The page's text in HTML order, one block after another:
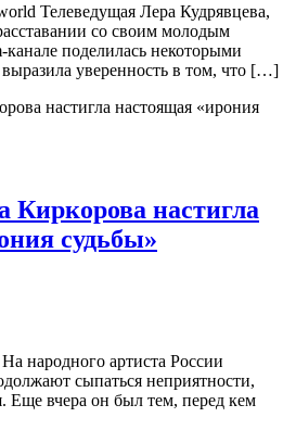
Телеведущая Лера Кудрявцева,
со своим молодым
поделилась некоторыми
уверенность в том, что […]
настигла
судьбы»
народного артиста России
сыпаться неприятности,
Еще вчера он был тем, перед кем